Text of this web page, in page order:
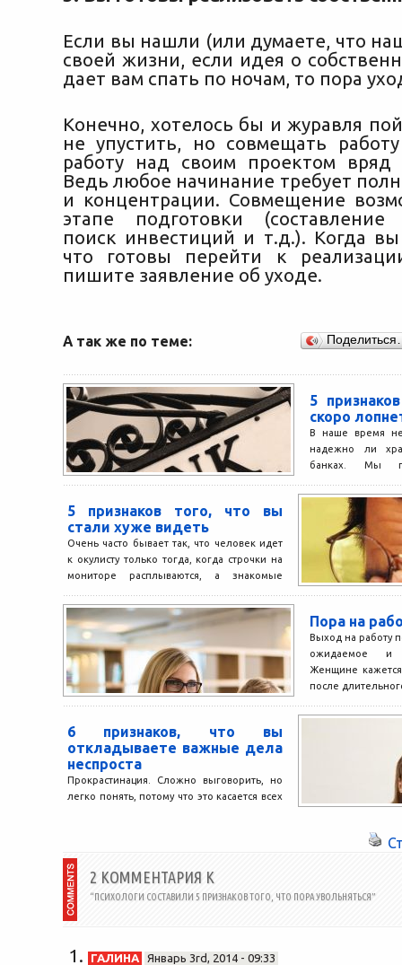
Если вы нашли (или думаете, что
своей жизни, если идея о
дает вам спать по ночам, то пора
Конечно, хотелось бы и журавля
не упустить, но совмещать
работу над своим проектом вряд
Ведь любое начинание требует
и концентрации. Совмещение
этапе подготовки (составление
поиск инвестиций и т.д.). Когда вы
что готовы перейти к
пишите заявление об уходе.
А так же по теме:
5
скоро
В наше время
надежно ли
банках. Мы
5 признаков того, что вы
стали хуже видеть
Очень часто бывает так, что человек идет
к окулисту только тогда, когда строчки на
мониторе расплываются, а знакомые
Пора на
Выход на работу
ожидаемое и
Женщине
после
6 признаков, что вы
откладываете важные дела
неспроста
Прокрастинация. Сложно выговорить, но
легко понять, потому что это касается всех
2 КОММЕНТАРИЯ К
“ПСИХОЛОГИ СОСТАВИЛИ 5 ПРИЗНАКОВ ТОГО, ЧТО ПОРА УВОЛЬНЯТЬСЯ”
ГАЛИНА Январь 3rd, 2014 - 09:33